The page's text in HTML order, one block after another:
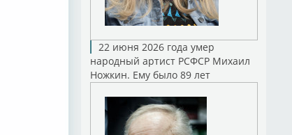
22 июня 2026 года умер
народный артист РСФСР Михаил
Ножкин. Ему было 89 лет